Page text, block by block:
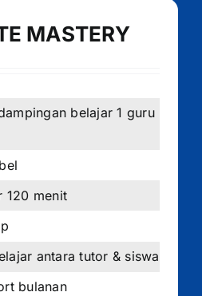
MASTERY
belajar 1 guru
120 menit
antara tutor & siswa
bulanan